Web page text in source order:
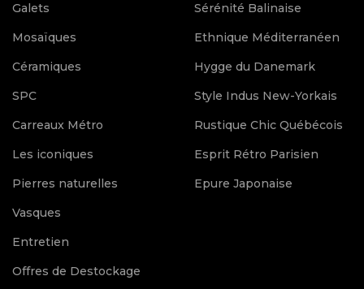
Galets
Mosaïques
Céramiques
SPC
Carreaux Métro
Les iconiques
Pierres naturelles
Vasques
Entretien
Offres de Destockage
Sérénité Balinaise
Ethnique Méditerranéen
Hygge du Danemark
Style Indus New-Yorkais
Rustique Chic Québécois
Esprit Rétro Parisien
Epure Japonaise